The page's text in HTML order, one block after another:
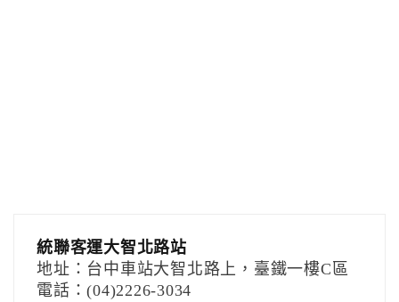
統聯客運大智北路站
地址：台中車站大智北路上，臺鐵一樓C區
電話：(04)2226-3034